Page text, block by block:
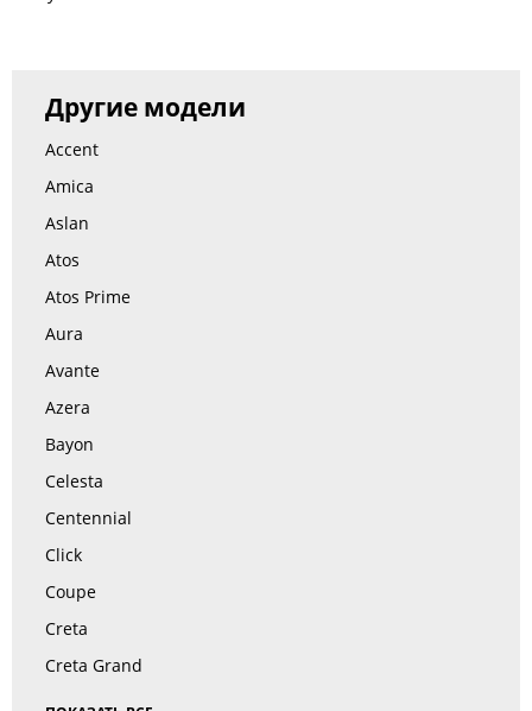
Другие модели
Accent
Amica
Aslan
Atos
Atos Prime
Aura
Avante
Azera
Bayon
Celesta
Centennial
Click
Coupe
Creta
Creta Grand